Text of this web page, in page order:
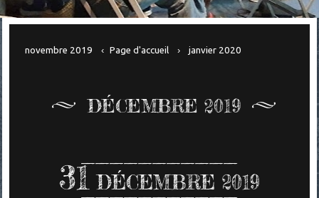
novembre 2019 Page d'accueil janvier 2020
DÉCEMBRE 2019
31 DÉCEMBRE 2019